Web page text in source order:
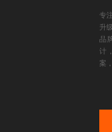
专
升
品
计
案